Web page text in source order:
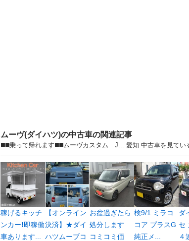
ムーヴ(ダイハツ)の中古車の関連記事
◼️◼️乗って帰れます◼️◼️ムーヴカスタム J... 愛知 中古車を見てい
稼げるキッチ
ンカー❗️即稼働
車あります...
【オンライン
決済】★ダイ
ハツムーブコ
お盆過ぎたら
処分します
コミコミ価
検9/1 ミラコ
コア プラスG
純正メ...
ダ
セ
４